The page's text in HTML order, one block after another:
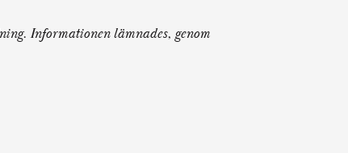
Informationen lämnades, genom